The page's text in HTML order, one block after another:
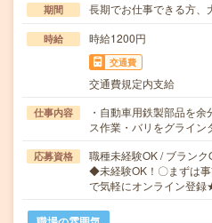
期間 長期でお仕事できる方、
時給 時給1200円
交通費
交通費規定内支給
仕事内容
・自動車用鉄製部品を
ス作業・バリをグライ
応募資格
職種未経験OK / ブラン
◆未経験OK！〇まずは
で気軽にオンライン登